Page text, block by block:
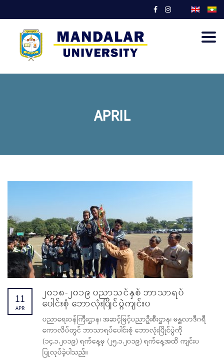
APRIL
11
APR
၂၀၁၈-၂၀၁၉ ပညာသင်နှစ် ဘာသာရပ်
ပေါင်းစုံ ဘောလုံးပြိုင်ပွဲကျင်းပ
ပညာရေးဝန်ကြီးဌာန၊ အဆင့်မြင့်ပညာဦးစီးဌာန၊ မန္တလာဒီဂရီ
ကောလိပ်တွင် ဘာသာရပ်ပေါင်းစုံ ဘောလုံးပြိုင်ပွဲကို
(၁၄.၁.၂၀၁၉) ရက်နေ့မှ (၂၅.၁.၂၀၁၉) ရက်နေ့အထိ ကျင်းပ
ပြုလုပ်ခဲ့ပါသည်။